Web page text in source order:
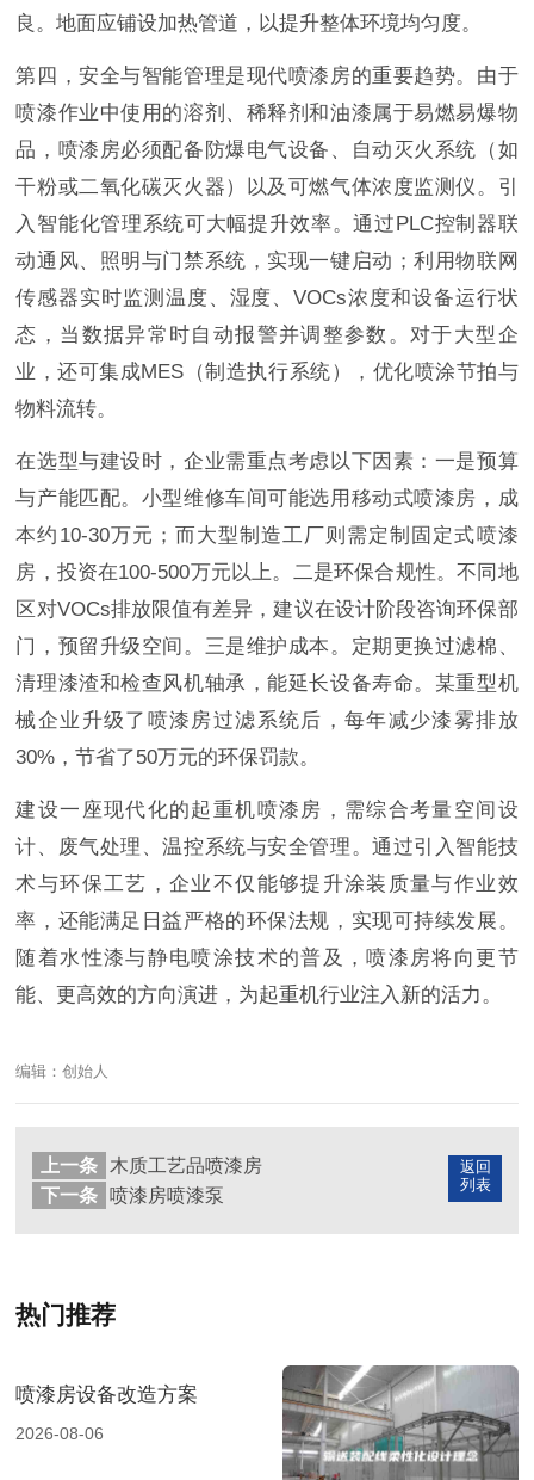
良。地面应铺设加热管道，以提升整体环境均匀度。
第四，安全与智能管理是现代喷漆房的重要趋势。由于
喷漆作业中使用的溶剂、稀释剂和油漆属于易燃易爆物
品，喷漆房必须配备防爆电气设备、自动灭火系统（如
干粉或二氧化碳灭火器）以及可燃气体浓度监测仪。引
入智能化管理系统可大幅提升效率。通过PLC控制器联
动通风、照明与门禁系统，实现一键启动；利用物联网
传感器实时监测温度、湿度、VOCs浓度和设备运行状
态，当数据异常时自动报警并调整参数。对于大型企
业，还可集成MES（制造执行系统），优化喷涂节拍与
物料流转。
在选型与建设时，企业需重点考虑以下因素：一是预算
与产能匹配。小型维修车间可能选用移动式喷漆房，成
本约10-30万元；而大型制造工厂则需定制固定式喷漆
房，投资在100-500万元以上。二是环保合规性。不同地
区对VOCs排放限值有差异，建议在设计阶段咨询环保部
门，预留升级空间。三是维护成本。定期更换过滤棉、
清理漆渣和检查风机轴承，能延长设备寿命。某重型机
械企业升级了喷漆房过滤系统后，每年减少漆雾排放
30%，节省了50万元的环保罚款。
建设一座现代化的起重机喷漆房，需综合考量空间设
计、废气处理、温控系统与安全管理。通过引入智能技
术与环保工艺，企业不仅能够提升涂装质量与作业效
率，还能满足日益严格的环保法规，实现可持续发展。
随着水性漆与静电喷涂技术的普及，喷漆房将向更节
能、更高效的方向演进，为起重机行业注入新的活力。
编辑：创始人
返回
列表
上一条
木质工艺品喷漆房
下一条
喷漆房喷漆泵
热门推荐
喷漆房设备改造方案
2026-08-06